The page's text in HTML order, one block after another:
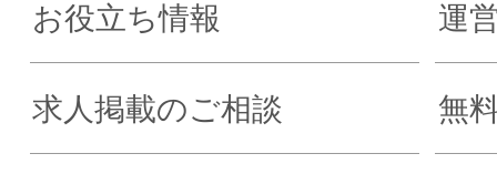
お役立ち情報 運
求人掲載のご相談 無